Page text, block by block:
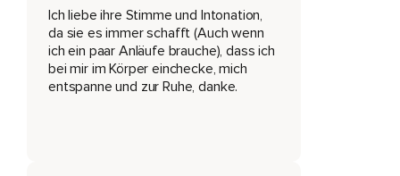
Stress,
Sorgen,
Was auch immer du in diesem Moment loslassen möchtest.
Ich liebe ihre Stimme und Intonation,
da sie es immer schafft (Auch wenn
ich ein paar Anläufe brauche), dass ich
bei mir im Körper einchecke, mich
entspanne und zur Ruhe, danke.